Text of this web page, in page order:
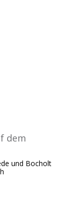
dem
und Bocholt